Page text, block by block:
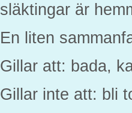
släktingar är
En liten
Gillar att: bada,
Gillar inte att: bli